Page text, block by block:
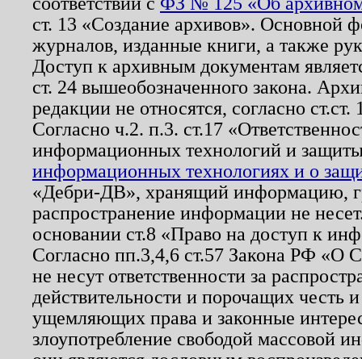
ст. 13 «Создание архивов». Основной
журналов, изданные книги, а также
Доступ к архивным документам
ст. 24 вышеобозначенного закона.
редакции не относятся, согласно
Согласно ч.2. п.3. ст.17
информационных технологий и
информационных технологиях и о
«Дебри-ДВ», хранящий информацию,
распространение информации не
основании ст.8 «Право на доступ к
Согласно пп.3,4,6 ст.57 Закона РФ «О
не несут ответственности за
действительности и порочащих честь
ущемляющих права и законные
злоупотребление свободой массовой